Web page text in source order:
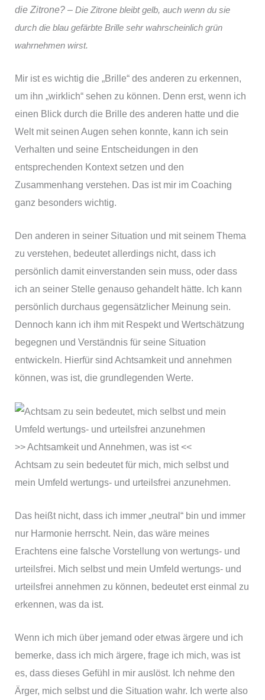
die Zitrone? –Die Zitrone bleibt gelb, auch wenn du sie
durch die blau gefärbte Brille sehr wahrscheinlich grün
wahrnehmen wirst.
Mir ist es wichtig die „Brille“ des anderen zu erkennen,
um ihn „wirklich“ sehen zu können. Denn erst, wenn ich
einen Blick durch die Brille des anderen hatte und die
Welt mit seinen Augen sehen konnte, kann ich sein
Verhalten und seine Entscheidungen in den
entsprechenden Kontext setzen und den
Zusammenhang verstehen. Das ist mir im Coaching
ganz besonders wichtig.
Den anderen in seiner Situation und mit seinem Thema
zu verstehen, bedeutet allerdings nicht, dass ich
persönlich damit einverstanden sein muss, oder dass
ich an seiner Stelle genauso gehandelt hätte. Ich kann
persönlich durchaus gegensätzlicher Meinung sein.
Dennoch kann ich ihm mit Respekt und Wertschätzung
begegnen und Verständnis für seine Situation
entwickeln. Hierfür sind Achtsamkeit und annehmen
können, was ist, die grundlegenden Werte.
>> Achtsamkeit und Annehmen, was ist <<
Achtsam zu sein bedeutet für mich, mich selbst und
mein Umfeld wertungs- und urteilsfrei anzunehmen.
Das heißt nicht, dass ich immer „neutral“ bin und immer
nur Harmonie herrscht. Nein, das wäre meines
Erachtens eine falsche Vorstellung von wertungs- und
urteilsfrei. Mich selbst und mein Umfeld wertungs- und
urteilsfrei annehmen zu können, bedeutet erst einmal zu
erkennen, was da ist.
Wenn ich mich über jemand oder etwas ärgere und ich
bemerke, dass ich mich ärgere, frage ich mich, was ist
es, dass dieses Gefühl in mir auslöst. Ich nehme den
Ärger, mich selbst und die Situation wahr. Ich werte also